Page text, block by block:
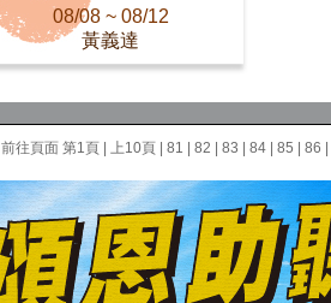
08/08 ~ 08/12
黃義達
前往頁面 第1頁 上10頁 81 82 83 84 85 86